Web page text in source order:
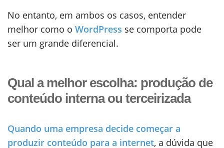
No entanto, em ambos os casos, entender
melhor como o WordPress se comporta pode
ser um grande diferencial.
Qual a melhor escolha: produção de
conteúdo interna ou terceirizada
Quando uma empresa decide começar a
produzir conteúdo para a internet, a dúvida que